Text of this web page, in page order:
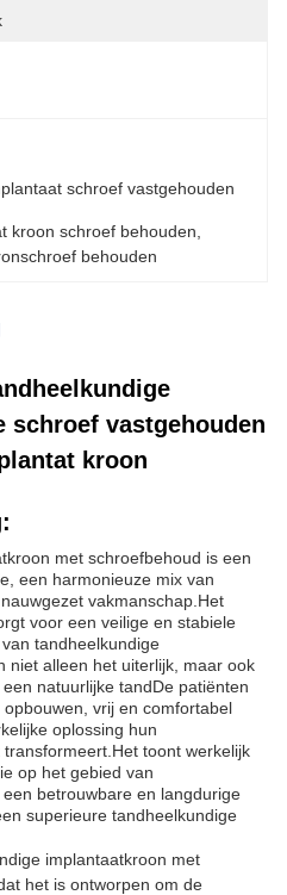
schroef vastgehouden
kroon schroef behouden
behouden
schroef vastgehouden
kroon
met schroefbehoud is een
een harmonieuze mix van
vakmanschap.Het
voor een veilige en stabiele
tandheelkundige
niet alleen het uiterlijk, maar ook
natuurlijke tandDe patiënten
vrij en comfortabel
oplossing hun
toont werkelijk
op het gebied van
betrouwbare en langdurige
superieure tandheelkundige
implantaatkroon met
het is ontworpen om de